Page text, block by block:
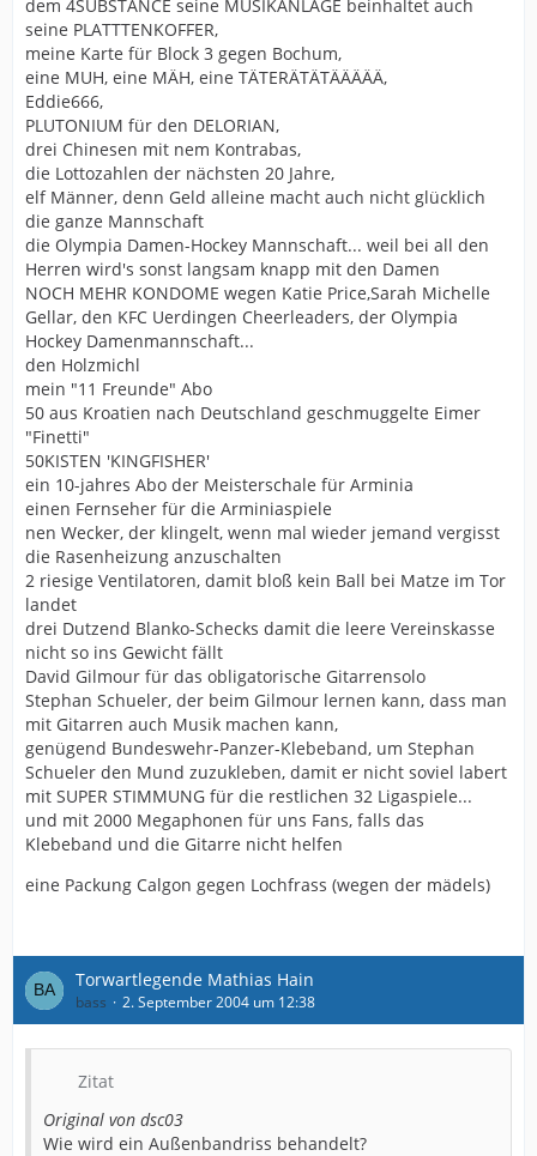
dem 4SUBSTANCE seine MUSIKANLAGE beinhaltet auch
seine PLATTTENKOFFER,
meine Karte für Block 3 gegen Bochum,
eine MUH, eine MÄH, eine TÄTERÄTÄTÄÄÄÄÄ,
Eddie666,
PLUTONIUM für den DELORIAN,
drei Chinesen mit nem Kontrabas,
die Lottozahlen der nächsten 20 Jahre,
elf Männer, denn Geld alleine macht auch nicht glücklich
die ganze Mannschaft
die Olympia Damen-Hockey Mannschaft... weil bei all den
Herren wird's sonst langsam knapp mit den Damen
NOCH MEHR KONDOME wegen Katie Price,Sarah Michelle
Gellar, den KFC Uerdingen Cheerleaders, der Olympia
Hockey Damenmannschaft...
den Holzmichl
mein "11 Freunde" Abo
50 aus Kroatien nach Deutschland geschmuggelte Eimer
"Finetti"
50KISTEN 'KINGFISHER'
ein 10-jahres Abo der Meisterschale für Arminia
einen Fernseher für die Arminiaspiele
nen Wecker, der klingelt, wenn mal wieder jemand vergisst
die Rasenheizung anzuschalten
2 riesige Ventilatoren, damit bloß kein Ball bei Matze im Tor
landet
drei Dutzend Blanko-Schecks damit die leere Vereinskasse
nicht so ins Gewicht fällt
David Gilmour für das obligatorische Gitarrensolo
Stephan Schueler, der beim Gilmour lernen kann, dass man
mit Gitarren auch Musik machen kann,
genügend Bundeswehr-Panzer-Klebeband, um Stephan
Schueler den Mund zuzukleben, damit er nicht soviel labert
mit SUPER STIMMUNG für die restlichen 32 Ligaspiele...
und mit 2000 Megaphonen für uns Fans, falls das
Klebeband und die Gitarre nicht helfen
eine Packung Calgon gegen Lochfrass (wegen der mädels)
Torwartlegende Mathias Hain
bass 2. September 2004 um 12:38
Zitat
Original von dsc03
Wie wird ein Außenbandriss behandelt?